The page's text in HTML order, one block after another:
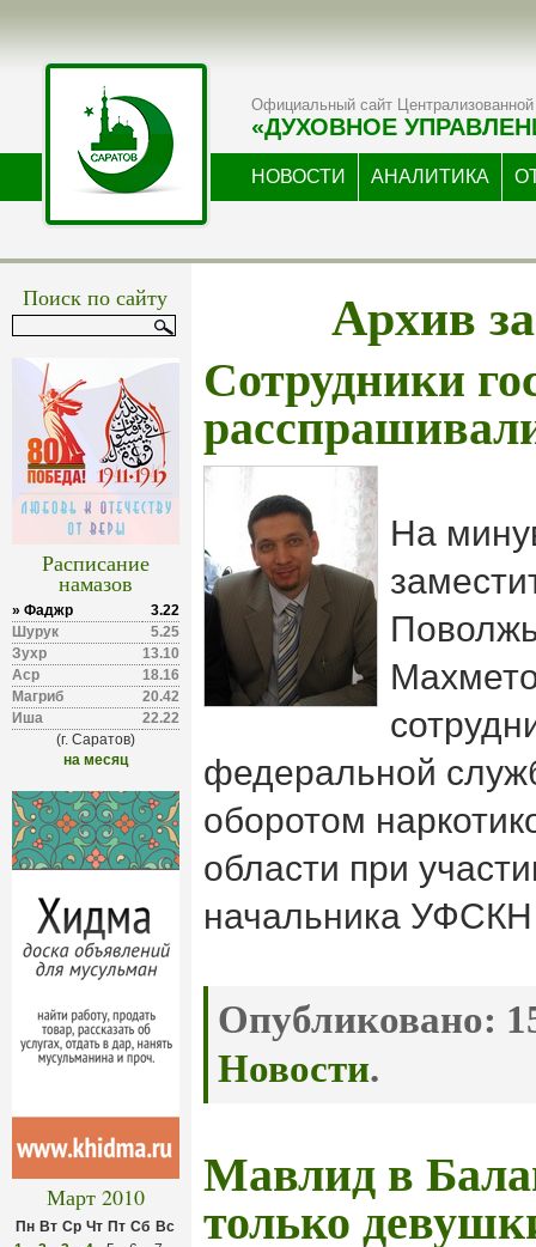
Официальный сайт Централизованной
«ДУХОВНОЕ
НОВОСТИ АНАЛИТИКА
Поиск по сайту
Расписание
намазов
» Фаджр
3.22
Шурук
5.25
Зухр
13.10
Аср
18.16
Магриб
20.42
Иша
22.22
(г. Саратов)
на месяц
Март 2010
Пн Вт Ср Чт Пт Сб Вс
Архив
Сотрудники
На
федеральной
оборотом
области при
начальника
Опубликовано:
Новости.
Мавлид в
только